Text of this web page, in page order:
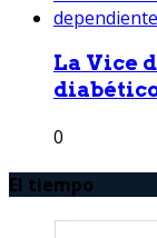
La Vice
0
El tiempo